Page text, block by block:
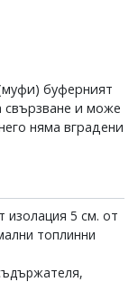
буферният
свързване и може
няма вградени
изолация 5 см. от
топлинни